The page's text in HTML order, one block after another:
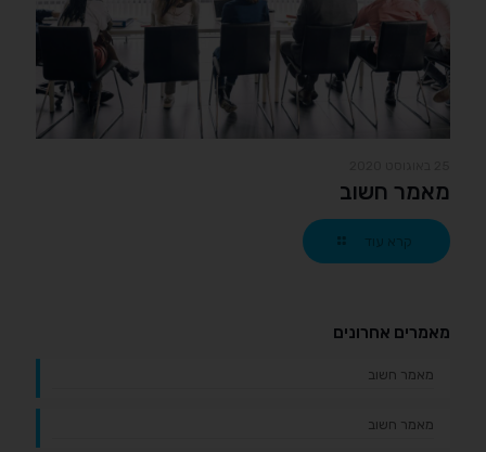
מאמר חשוב
מאמרים אחרונים
מאמר חשוב
מאמר חשוב